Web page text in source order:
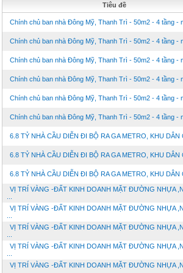
Tiêu đề
Chính chủ ban nhà Đông Mỹ, Thanh Trì - 50m2 - 4 tầng -
Chính chủ ban nhà Đông Mỹ, Thanh Trì - 50m2 - 4 tầng -
Chính chủ ban nhà Đông Mỹ, Thanh Trì - 50m2 - 4 tầng -
Chính chủ ban nhà Đông Mỹ, Thanh Trì - 50m2 - 4 tầng -
Chính chủ ban nhà Đông Mỹ, Thanh Trì - 50m2 - 4 tầng -
Chính chủ ban nhà Đông Mỹ, Thanh Trì - 50m2 - 4 tầng -
6.8 TỶ NHÀ CẦU DIỄN ĐI BỘ RA GA METRO, KHU DÂN
6.8 TỶ NHÀ CẦU DIỄN ĐI BỘ RA GA METRO, KHU DÂN
6.8 TỶ NHÀ CẦU DIỄN ĐI BỘ RA GA METRO, KHU DÂN
VỊ TRÍ VÀNG -ĐẤT KINH DOANH MẶT ĐƯỜNG NHỰA
VỊ TRÍ VÀNG -ĐẤT KINH DOANH MẶT ĐƯỜNG NHỰA
VỊ TRÍ VÀNG -ĐẤT KINH DOANH MẶT ĐƯỜNG NHỰA
VỊ TRÍ VÀNG -ĐẤT KINH DOANH MẶT ĐƯỜNG NHỰA
VỊ TRÍ VÀNG -ĐẤT KINH DOANH MẶT ĐƯỜNG NHỰA